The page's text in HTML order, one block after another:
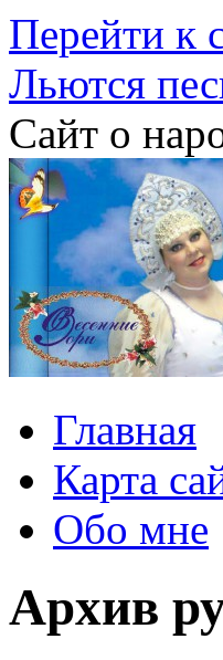
Перейти к
Льются
Сайт о
Главная
Карта
Обо мне
Архив